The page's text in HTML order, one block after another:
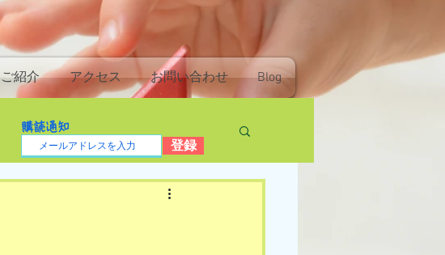
ご紹介 アクセス お問い合わせ Blog
購読通知
登録